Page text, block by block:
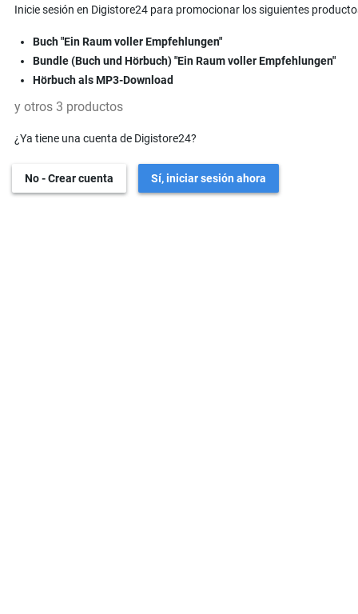
Inicie sesión en Digistore24 para promocionar los siguientes
Buch "Ein Raum voller Empfehlungen"
Bundle (Buch und Hörbuch) "Ein Raum voller Empfehlungen"
Hörbuch als MP3-Download
y otros 3 productos
¿Ya tiene una cuenta de Digistore24?
No - Crear cuenta Sí, iniciar sesión ahora